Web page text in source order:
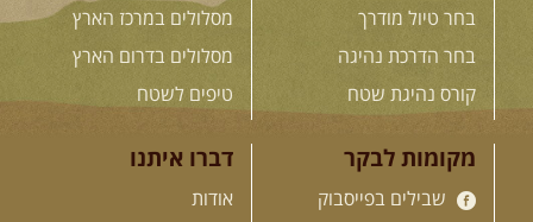
בחרנו לילה מיוחד לטיול מיוחד!
השמיים יהיו נקיים, הכוכבים ...
[המשך]
14.08.2026 שישי- מעיינות
ואתגרים בצפון הרמה
מסלול חדש בצפון רמת הגולן בהובלת
בחר טיול מודרך
בחר הדרכת נהיגה
קורס נהיגת שטח
מסלולים במרכז הארץ
מסלולים בדרום הארץ
טיפים לשטח
מקומות לבקר
שבילים בפייסבוק
דברו איתנו
אודות